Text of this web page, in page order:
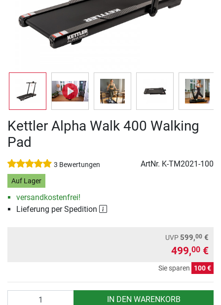
Kettler Alpha Walk 400 Walking
Pad
3 Bewertungen ArtNr. K-TM2021-100
Auf Lager
versandkostenfrei!
Lieferung per Spedition
UVP 599,00 €
499,00 €
Sie sparen 100 €
IN DEN WARENKORB